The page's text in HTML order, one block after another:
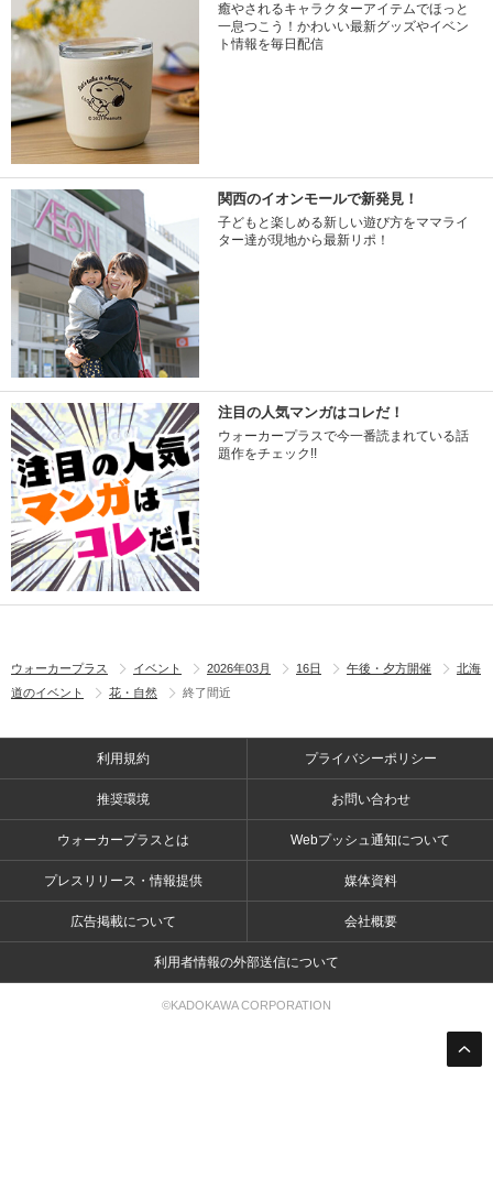
癒やされるキャラクターアイテムでほっと
一息つこう！かわいい最新グッズやイベン
ト情報を毎日配信
関西のイオンモールで新発見！
子どもと楽しめる新しい遊び方をママライ
ター達が現地から最新リポ！
注目の人気マンガはコレだ！
ウォーカープラスで今一番読まれている話
題作をチェック!!
ウォーカープラス イベント 2026年03月 16日 午後・夕方開催
北海
道のイベント
花・自然 終了間近
利用規約 プライバシーポリシー
推奨環境 お問い合わせ
ウォーカープラスとは Webプッシュ通知について
プレスリリース・情報提供 媒体資料
広告掲載について 会社概要
利用者情報の外部送信について
©KADOKAWA CORPORATION